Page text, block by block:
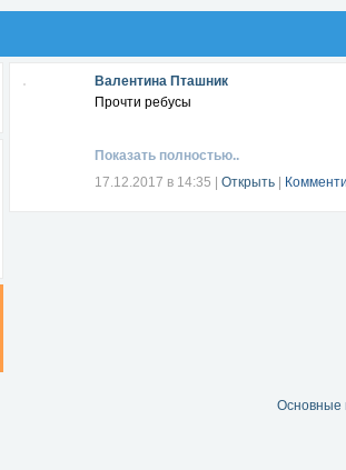
Валентина Пташник
Прочти ребусы
Показать полностью..
17.12.2017 в 14:35
Открыть
Основные